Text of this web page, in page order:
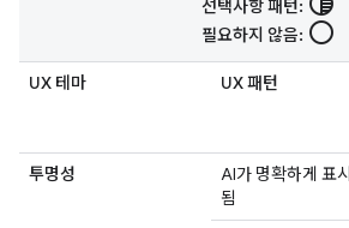
UX 테마 UX 패턴
투명성
AI가 명확하게 표시
됨
선택사항 패턴:
필요하지 않음: radio_button_unchecked